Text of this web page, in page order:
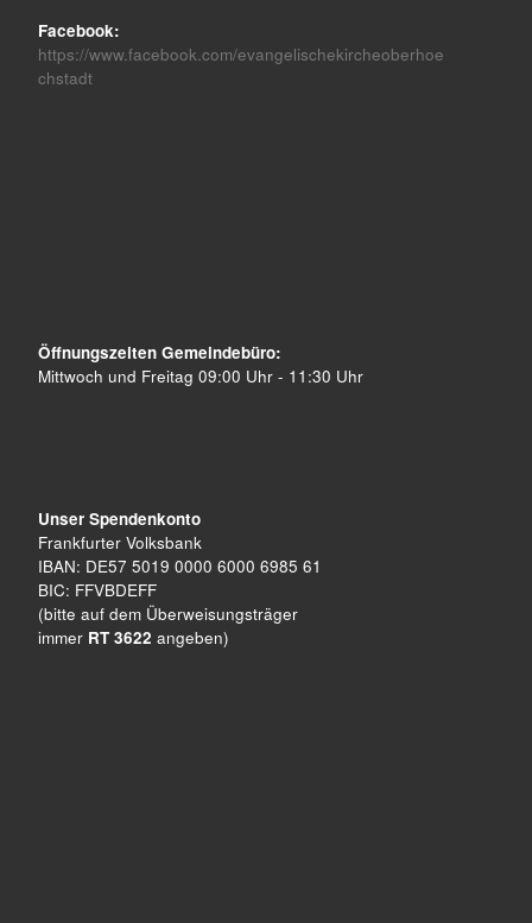
Facebook:
https://www.facebook.com/evangelischekircheoberhoe
chstadt
Öffnungszeiten Gemeindebüro:
Mittwoch und Freitag 09:00 Uhr - 11:30 Uhr
Unser Spendenkonto
Frankfurter Volksbank
IBAN: DE57 5019 0000 6000 6985 61
BIC: FFVBDEFF
(bitte auf dem Überweisungsträger
immer RT 3622 angeben)